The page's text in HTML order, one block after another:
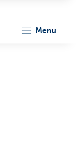
menu